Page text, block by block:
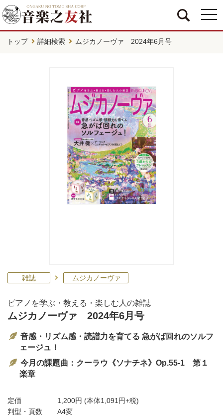
トップ 詳細検索 ムジカノーヴァ 2024年6月号
雑誌 ムジカノーヴァ
ピアノを学ぶ・教える・楽しむ人の雑誌
ムジカノーヴァ 2024年6月号
音感・リズム感・読譜力を育てる 急がば回れのソルフ
ェージュ！
今月の課題曲：クーラウ《ソナチネ》Op.55-1 第１
楽章
定価 1,200円 (本体1,091円+税)
判型・頁数
A4変